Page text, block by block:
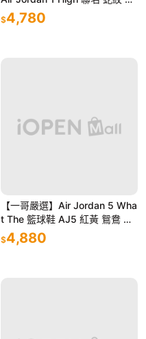
筒 DO7097-100
$4,780
【一哥嚴選】Air Jordan 5 Wha
t The 籃球鞋 AJ5 紅黃 鴛鴦 麂
皮 3M反光 CZ5725-700
$4,880